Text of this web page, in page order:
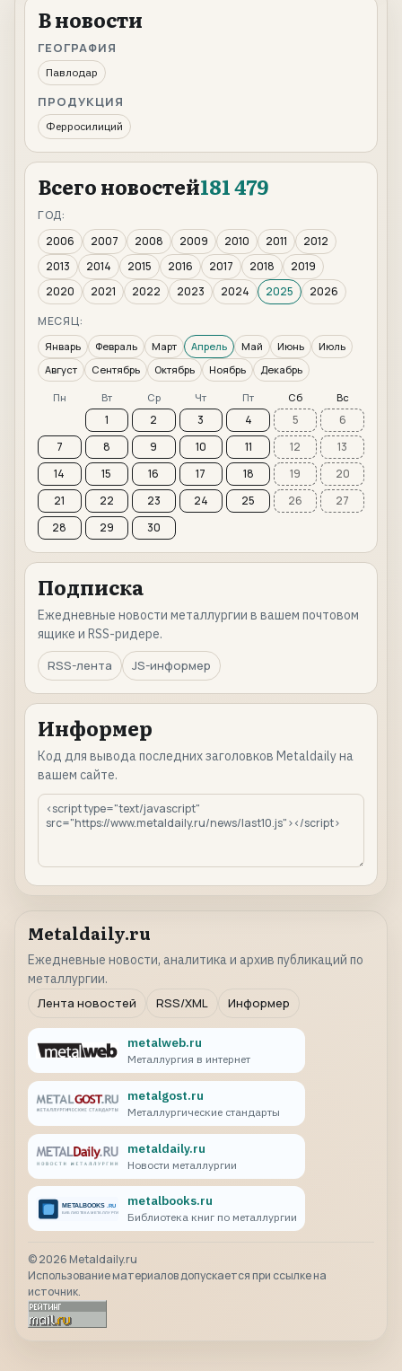
В новости
ГЕОГРАФИЯ
Павлодар
ПРОДУКЦИЯ
Ферросилиций
Всего новостей181 479
ГОД:
2006
2007 2008 2009 2010 2011
2012
2013
2014 2015 2016 2017 2018
2019
2020
2021 2022 2023 2024 2025
2026
МЕСЯЦ:
Январь Февраль Март Апрель Май Июнь
Июль
Август
Сентябрь Октябрь Ноябрь Декабрь
Пн Вт Ср Чт Пт Сб Вс
1 2 3 4 5
6
7
8 9 10 11 12
13
14
15 16 17 18 19
20
21
22 23 24 25 26
27
28
29 30
Подписка
Ежедневные новости металлургии в вашем почтовом
ящике и RSS-ридере.
RSS-лента
JS-информер
Информер
Код для вывода последних заголовков Metaldaily на
вашем сайте.
Metaldaily.ru
Ежедневные новости, аналитика и архив публикаций по
металлургии.
Лента новостей
RSS/XML Информер
metalweb.ru
Металлургия в интернет
metalgost.ru
Металлургические стандарты
metaldaily.ru
Новости металлургии
metalbooks.ru
Библиотека книг по металлургии
©2026 Metaldaily.ru
Использование материалов допускается при ссылке на
источник.